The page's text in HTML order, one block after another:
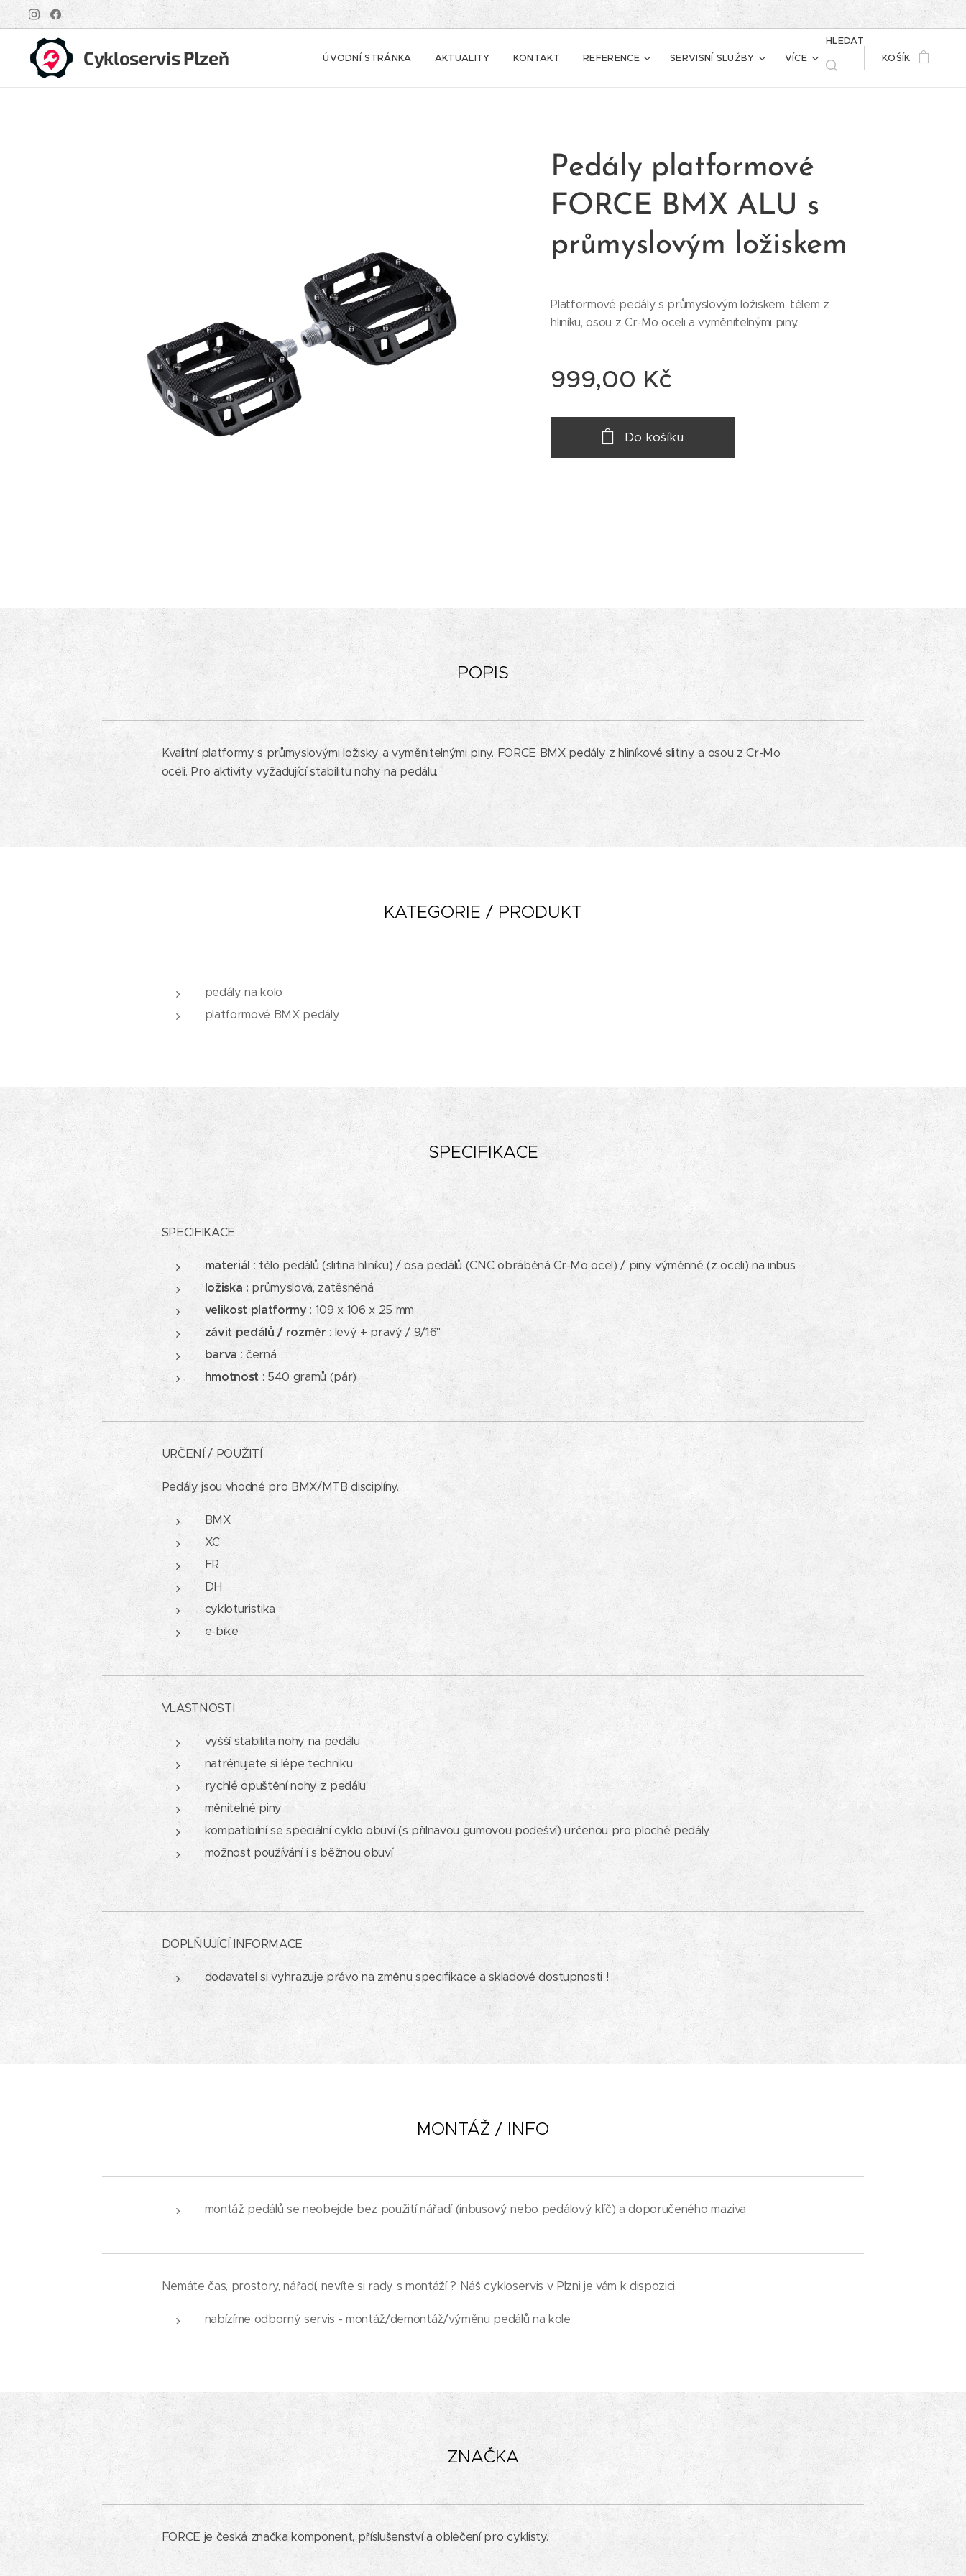
Cykloservis Plzeň ÚVODNÍ STRÁNKA AKTUALITY KONTAKT REFERENCE SERVISNÍ SLUŽBY VÍCE
HLEDAT
KOŠÍK
Pedály platformové
FORCE BMX ALU s
průmyslovým ložiskem
Platformové pedály s průmyslovým ložiskem, tělem z
hliníku, osou z Cr-Mo oceli a vyměnitelnými piny.
999,00 Kč
Do košíku
POPIS
Kvalitní platformy s průmyslovými ložisky a vyměnitelnými piny. FORCE BMX pedály z hliníkové slitiny a osou z Cr-Mo
oceli. Pro aktivity vyžadující stabilitu nohy na pedálu.
KATEGORIE / PRODUKT
pedály na kolo
platformové BMX pedály
SPECIFIKACE
SPECIFIKACE
materiál : tělo pedálů (slitina hliníku) / osa pedálů (CNC obráběná Cr-Mo ocel) / piny výměnné (z oceli) na inbus
ložiska : průmyslová, zatěsněná
velikost platformy: 109 x 106 x 25 mm
závit pedálů / rozměr: levý + pravý / 9/16"
barva : černá
hmotnost : 540 gramů (pár)
URČENÍ / POUŽITÍ
Pedály jsou vhodné pro BMX/MTB disciplíny.
BMX
XC
FR
DH
cykloturistika
e-bike
VLASTNOSTI
vyšší stabilita nohy na pedálu
natrénujete si lépe techniku
rychlé opuštění nohy z pedálu
měnitelné piny
kompatibilní se speciální cyklo obuví (s přilnavou gumovou podešví) určenou pro ploché pedály
možnost používání i s běžnou obuví
DOPLŇUJÍCÍ INFORMACE
dodavatel si vyhrazuje právo na změnu specifikace a skladové dostupnosti !
MONTÁŽ / INFO
montáž pedálů se neobejde bez použití nářadí (inbusový nebo pedálový klíč) a doporučeného maziva
Nemáte čas, prostory, nářadí, nevíte si rady s montáží ? Náš cykloservis v Plzni je vám k dispozici.
nabízíme odborný servis - montáž/demontáž/výměnu pedálů na kole
ZNAČKA
FORCE je česká značka komponent, příslušenství a oblečení pro cyklisty.